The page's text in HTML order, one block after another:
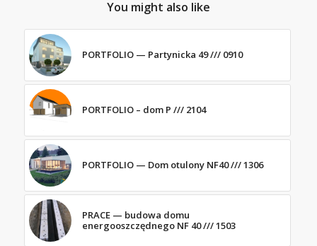
You might also like
PORTFOLIO — Partynicka 49 /// 0910
PORTFOLIO – dom P /// 2104
PORTFOLIO — Dom otulony NF40 /// 1306
PRACE — budowa domu
energooszczędnego NF 40 /// 1503